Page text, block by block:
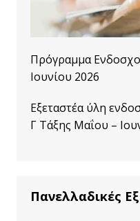
Πρόγραμμα
Ιουνίου 2026
Εξεταστέα ύλη
Γ Τάξης Μαΐου –
Πανελλαδικές